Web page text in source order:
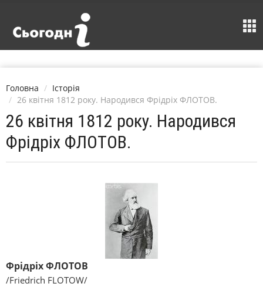
Головна
Історія
26 квітня 1812 року. Народився Фрідріх ФЛОТОВ.
26 квітня 1812 року. Народився
Фрідріх ФЛОТОВ.
Фрідріх ФЛОТОВ
/Friedrich FLOTOW/